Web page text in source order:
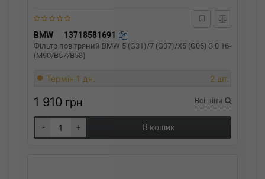
BMW 13718581691
Фільтр повітряний BMW 5 (G31)/7 (G07)/X5 (G05) 3.0 16-
(M90/B57/B58)
Термін 1 дн. 2 шт.
1 910 грн Всі ціни
- + В кошик